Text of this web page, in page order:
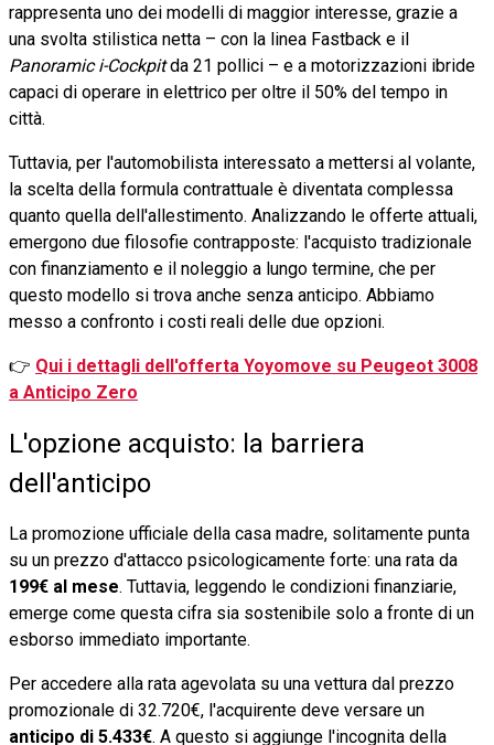
rappresenta uno dei modelli di maggior interesse, grazie a
una svolta stilistica netta – con la linea Fastback e il
Panoramic i-Cockpitda 21 pollici – e a motorizzazioni ibride
capaci di operare in elettrico per oltre il 50% del tempo in
città.
Tuttavia, per l'automobilista interessato a mettersi al volante,
la scelta della formula contrattuale è diventata complessa
quanto quella dell'allestimento. Analizzando le offerte attuali,
emergono due filosofie contrapposte: l'acquisto tradizionale
con finanziamento e il noleggio a lungo termine, che per
questo modello si trova anche senza anticipo. Abbiamo
messo a confronto i costi reali delle due opzioni.
👉 Qui i dettagli dell'offerta Yoyomove su Peugeot 3008
a Anticipo Zero
L'opzione acquisto: la barriera
dell'anticipo
La promozione ufficiale della casa madre, solitamente punta
su un prezzo d'attacco psicologicamente forte: una rata da
199€ al mese. Tuttavia, leggendo le condizioni finanziarie,
emerge come questa cifra sia sostenibile solo a fronte di un
esborso immediato importante.
Per accedere alla rata agevolata su una vettura dal prezzo
promozionale di 32.720€, l'acquirente deve versare un
anticipo di 5.433€. A questo si aggiunge l'incognita della